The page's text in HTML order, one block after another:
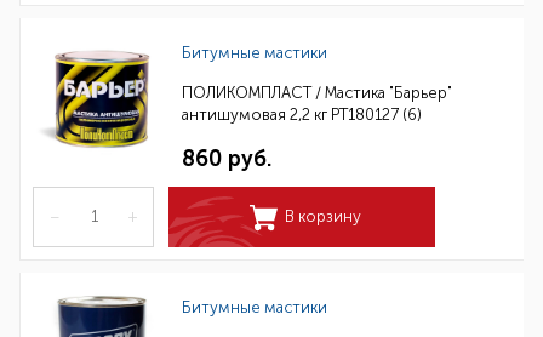
Битумные мастики
ПОЛИКОМПЛАСТ / Мастика "Барьер"
антишумовая 2,2 кг РТ180127 (6)
860 руб.
– + В корзину
Битумные мастики